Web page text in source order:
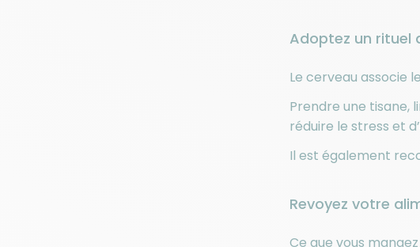
Adoptez un rituel
Le cerveau associe
Prendre une tisane,
réduire le stress et
Il est également
Revoyez votre
Ce que vous